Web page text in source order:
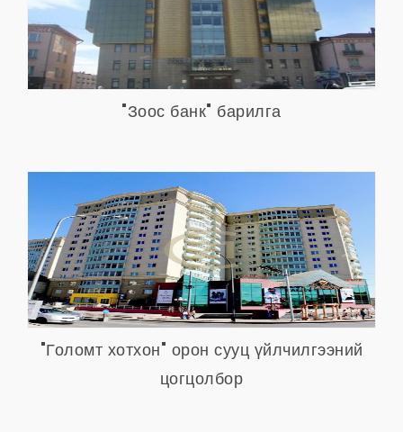
"Зоос банк" барилга
"Голомт хотхон" орон сууц үйлчилгээний
цогцолбор